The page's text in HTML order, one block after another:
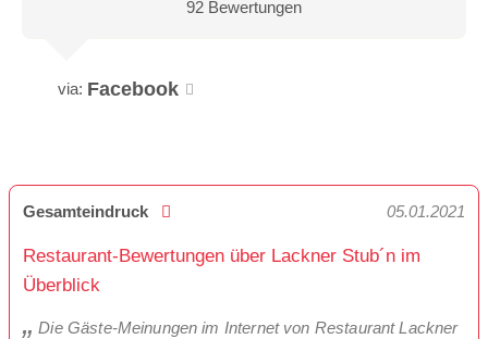
92 Bewertungen
via: Facebook
Gesamteindruck 05.01.2021
Restaurant-Bewertungen über Lackner Stub´n im
Überblick
Die Gäste-Meinungen im Internet von Restaurant Lackner